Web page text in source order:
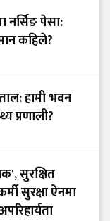
नर्सिङ पेसा:
कहिले?
हामी भवन
प्रणाली?
सुरक्षित
सुरक्षा ऐनमा